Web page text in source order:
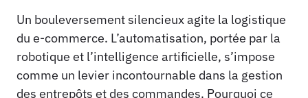
Un bouleversement silencieux agite la logistique
du e-commerce. L’automatisation, portée par la
robotique et l’intelligence artificielle, s’impose
comme un levier incontournable dans la gestion
des entrepôts et des commandes. Pourquoi ce